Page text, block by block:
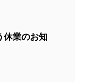
休業のお知